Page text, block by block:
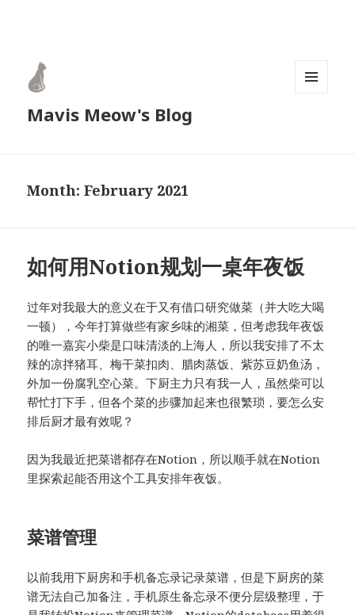
Mavis Meow's Blog
Month:February 2021
如何用Notion规划一桌年夜饭
过年对我最大的意义在于又有借口研究做菜（并大吃大喝
一顿），今年打算做些有家乡味的湘菜，但考虑我年夜饭
的唯一嘉宾小柴是口味清淡的上海人，所以我安排了不太
辣的凉拌猪耳、梅干菜扣肉、腊肉蒸饭、紫苏豆奶鱼汤，
外加一份腐乳空心菜。下厨主力只有我一人，虽然柴可以
帮忙打下手，但各个菜的步骤加起来也很繁琐，要怎么安
排后厨才最有效呢？
因为我最近把菜谱都存在Notion，所以顺手就在Notion
里探索起能否用这个工具安排年夜饭。
菜谱管理
以前我用下厨房和手机备忘录记录菜谱，但是下厨房的菜
谱无法自己加备注，手机原生备忘录不便分层级整理，于